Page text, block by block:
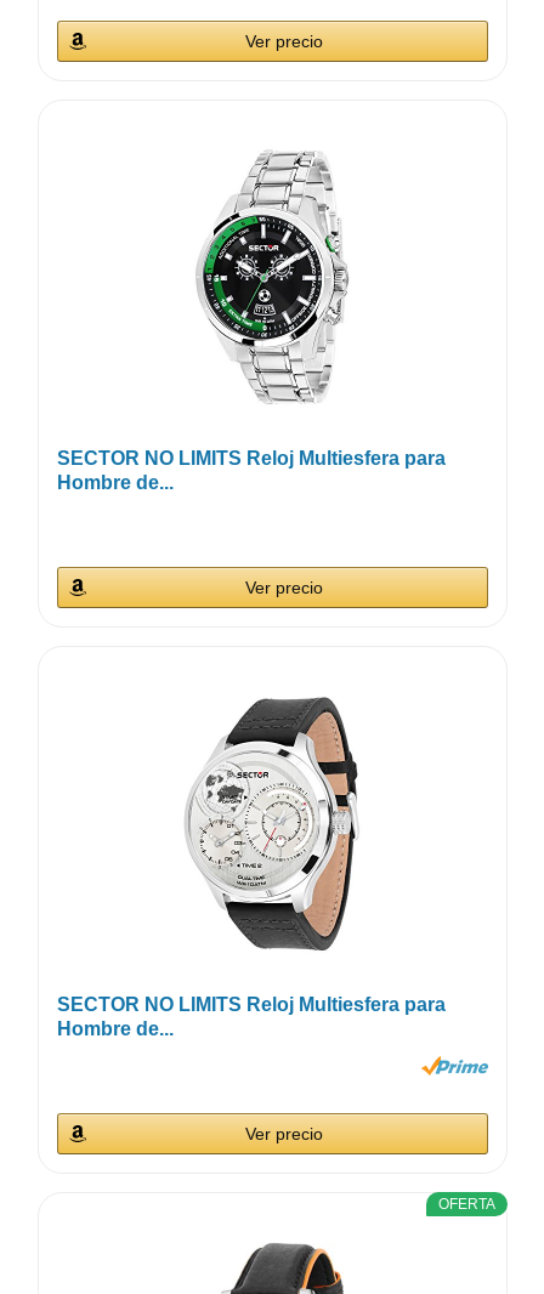
Ver precio
SECTOR NO LIMITS Reloj Multiesfera para
Hombre de...
Ver precio
SECTOR NO LIMITS Reloj Multiesfera para
Hombre de...
Ver precio
OFERTA